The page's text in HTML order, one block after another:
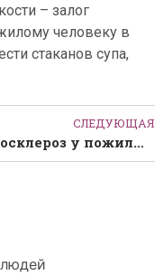
– залог
человеку в
стаканов супа,
СЛЕДУЮЩАЯ
Атеросклероз у пожилых людей